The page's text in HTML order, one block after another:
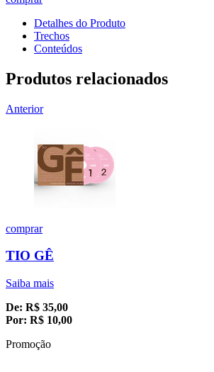
Detalhes do Produto
Trechos
Conteúdos
Produtos relacionados
Anterior
comprar
TIO GÊ
Saiba mais
De: R$ 35,00
Por: R$ 10,00
Promoção